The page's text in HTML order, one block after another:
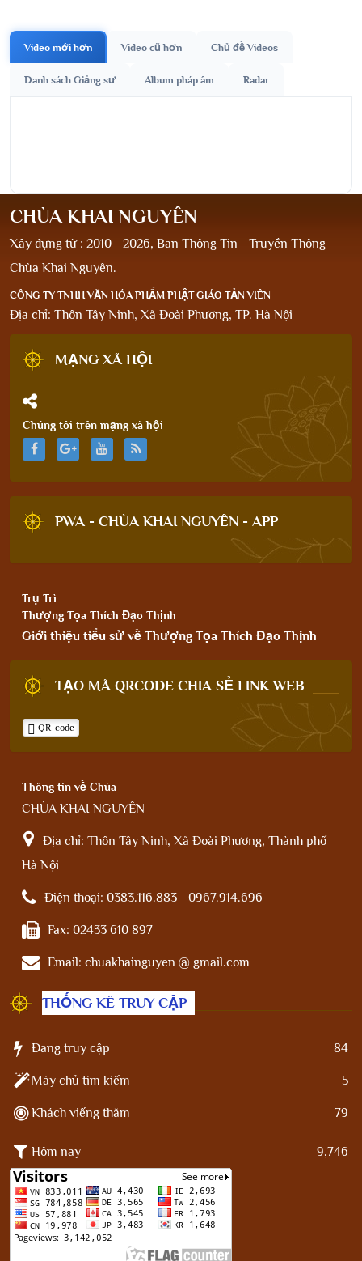
Video mới hơn Video cũ hơn Chủ đề Videos
Danh sách Giảng sư Album pháp âm Radar
CHÙA KHAI NGUYÊN
Xây dựng từ : 2010 - 2026, Ban Thông Tin - Truyền Thông
Chùa Khai Nguyên.
CÔNG TY TNHH VĂN HÓA PHẨM PHẬT GIÁO TẢN VIÊN
Địa chỉ: Thôn Tây Ninh, Xã Đoài Phương, TP. Hà Nội
MẠNG XÃ HỘI
Chúng tôi trên mạng xã hội
PWA - CHÙA KHAI NGUYÊN - APP
Trụ Trì
Thượng Tọa Thích Đạo Thịnh
Giới thiệu tiểu sử về Thượng Tọa Thích Đạo Thịnh
TẠO MÃ QRCODE CHIA SẺ LINK WEB
QR-code
Thông tin về Chùa
CHÙA KHAI NGUYÊN
Địa chỉ: Thôn Tây Ninh, Xã Đoài Phương, Thành phố
Hà Nội
Điện thoại: 0383.116.883 - 0967.914.696
Fax: 02433 610 897
Email: chuakhainguyen @ gmail.com
THỐNG KÊ TRUY CẬP
Đang truy cập 84
Máy chủ tìm kiếm 5
Khách viếng thăm 79
Hôm nay 9,746